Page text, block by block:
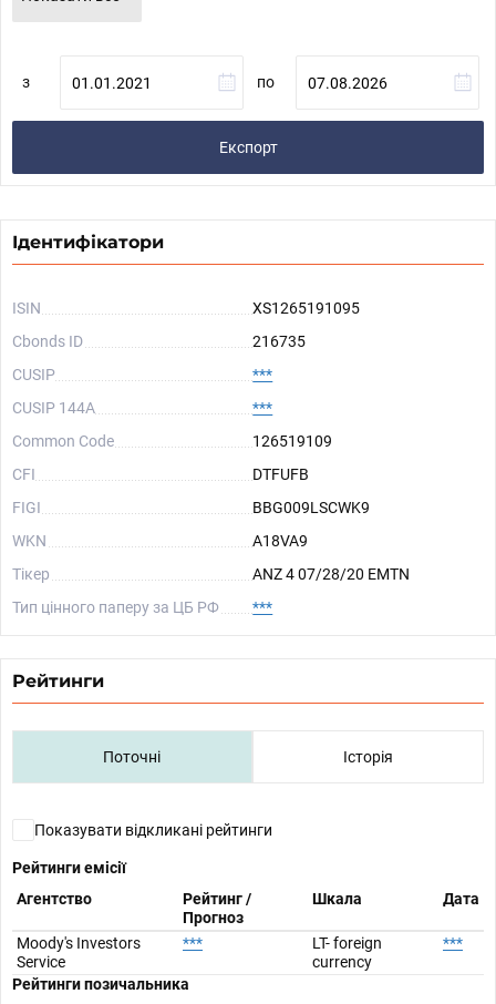
з по
Експорт
Ідентифікатори
ISIN
XS1265191095
Cbonds ID
216735
CUSIP
***
CUSIP 144A
***
Common Code
126519109
CFI
DTFUFB
FIGI
BBG009LSCWK9
WKN
A18VA9
Тікер
ANZ 4 07/28/20 EMTN
Тип цінного паперу за ЦБ РФ
***
Рейтинги
Поточні Історія
Показувати відкликані рейтинги
Рейтинги емісії
Агентство
Рейтинг /
Прогноз
Шкала Дата
Moody's Investors
Service
***
LT- foreign
currency
***
Рейтинги позичальника